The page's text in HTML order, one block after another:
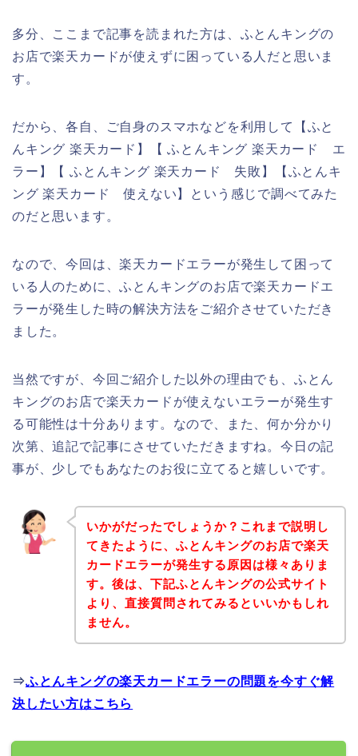
多分、ここまで記事を読まれた方は、ふとんキングの
お店で楽天カードが使えずに困っている人だと思いま
す。
だから、各自、ご自身のスマホなどを利用して【ふと
んキング 楽天カード】【 ふとんキング 楽天カード エ
ラー】【 ふとんキング 楽天カード 失敗】【ふとんキ
ング 楽天カード 使えない】という感じで調べてみた
のだと思います。
なので、今回は、楽天カードエラーが発生して困って
いる人のために、ふとんキングのお店で楽天カードエ
ラーが発生した時の解決方法をご紹介させていただき
ました。
当然ですが、今回ご紹介した以外の理由でも、ふとん
キングのお店で楽天カードが使えないエラーが発生す
る可能性は十分あります。なので、また、何か分かり
次第、追記で記事にさせていただきますね。今日の記
事が、少しでもあなたのお役に立てると嬉しいです。
いかがだったでしょうか？これまで説明し
てきたように、ふとんキングのお店で楽天
カードエラーが発生する原因は様々ありま
す。後は、下記ふとんキングの公式サイト
より、直接質問されてみるといいかもしれ
ません。
⇒ふとんキングの楽天カードエラーの問題を今すぐ解
決したい方はこちら